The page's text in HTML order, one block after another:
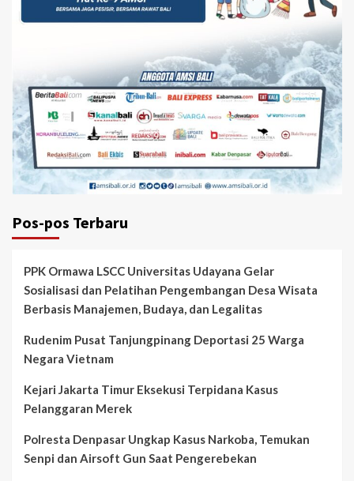
Pos-pos Terbaru
PPK Ormawa LSCC Universitas Udayana Gelar
Sosialisasi dan Pelatihan Pengembangan Desa Wisata
Berbasis Manajemen, Budaya, dan Legalitas
Rudenim Pusat Tanjungpinang Deportasi 25 Warga
Negara Vietnam
Kejari Jakarta Timur Eksekusi Terpidana Kasus
Pelanggaran Merek
Polresta Denpasar Ungkap Kasus Narkoba, Temukan
Senpi dan Airsoft Gun Saat Pengerebekan